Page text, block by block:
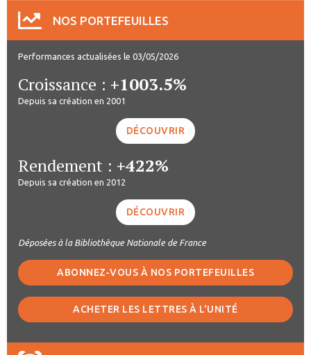
NOS PORTEFEUILLES
Performances actualisées le 03/05/2026
Croissance : +1003.5%
Depuis sa création en 2001
DÉCOUVRIR
Rendement : +422%
Depuis sa création en 2012
DÉCOUVRIR
Déposées à la Bibliothèque Nationale de France
ABONNEZ-VOUS À NOS PORTEFEUILLES
ACHETER LES LETTRES À L'UNITÉ